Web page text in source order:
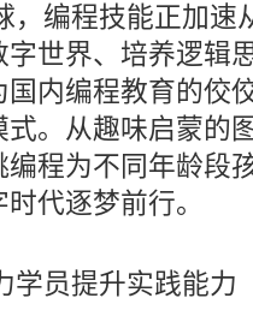
，编程技能正加速
世界、培养逻辑
内编程教育的佼
。从趣味启蒙的
程为不同年龄段
代逐梦前行。
学员提升实践能力